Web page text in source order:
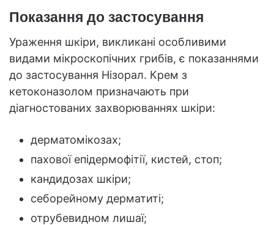
Показання до застосування
Ураження шкіри, викликані особливими
видами мікроскопічних грибів, є показаннями
до застосування Нізорал. Крем з
кетоконазолом призначають при
діагностованих захворюваннях шкіри:
дерматомікозах;
пахової епідермофітії, кистей, стоп;
кандидозах шкіри;
себорейному дерматиті;
отрубевидном лишаї;